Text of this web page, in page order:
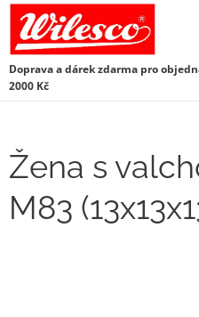
Doprava a dárek zdarma pro
2000 Kč
Žena s
M83